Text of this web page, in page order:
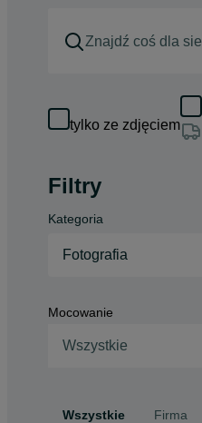
tylko ze zdjęciem
Filtry
Kategoria
Fotografia
Mocowanie
Wszystkie
Wszystkie Firma